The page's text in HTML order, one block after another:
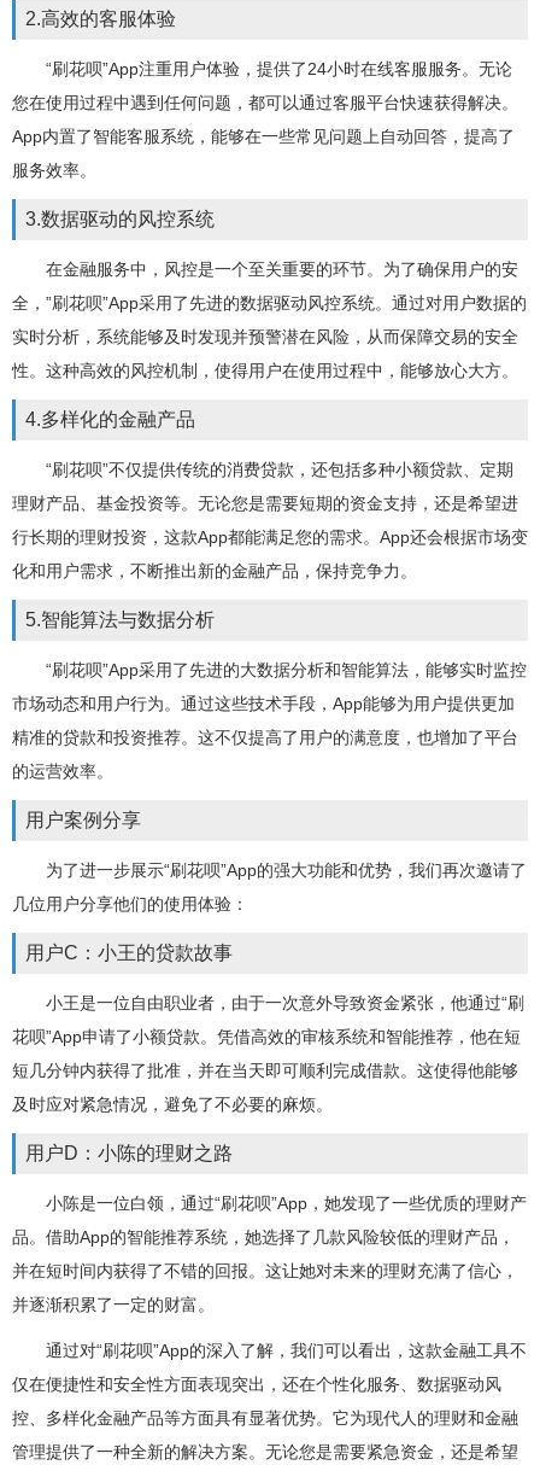
2.高效的客服体验
“刷花呗”App注重用户体验，提供了24小时在线客服服务。无论
您在使用过程中遇到任何问题，都可以通过客服平台快速获得解决。
App内置了智能客服系统，能够在一些常见问题上自动回答，提高了
服务效率。
3.数据驱动的风控系统
在金融服务中，风控是一个至关重要的环节。为了确保用户的安
全，”刷花呗”App采用了先进的数据驱动风控系统。通过对用户数据的
实时分析，系统能够及时发现并预警潜在风险，从而保障交易的安全
性。这种高效的风控机制，使得用户在使用过程中，能够放心大方。
4.多样化的金融产品
“刷花呗”不仅提供传统的消费贷款，还包括多种小额贷款、定期
理财产品、基金投资等。无论您是需要短期的资金支持，还是希望进
行长期的理财投资，这款App都能满足您的需求。App还会根据市场变
化和用户需求，不断推出新的金融产品，保持竞争力。
5.智能算法与数据分析
“刷花呗”App采用了先进的大数据分析和智能算法，能够实时监控
市场动态和用户行为。通过这些技术手段，App能够为用户提供更加
精准的贷款和投资推荐。这不仅提高了用户的满意度，也增加了平台
的运营效率。
用户案例分享
为了进一步展示“刷花呗”App的强大功能和优势，我们再次邀请了
几位用户分享他们的使用体验：
用户C：小王的贷款故事
小王是一位自由职业者，由于一次意外导致资金紧张，他通过“刷
花呗”App申请了小额贷款。凭借高效的审核系统和智能推荐，他在短
短几分钟内获得了批准，并在当天即可顺利完成借款。这使得他能够
及时应对紧急情况，避免了不必要的麻烦。
用户D：小陈的理财之路
小陈是一位白领，通过“刷花呗”App，她发现了一些优质的理财产
品。借助App的智能推荐系统，她选择了几款风险较低的理财产品，
并在短时间内获得了不错的回报。这让她对未来的理财充满了信心，
并逐渐积累了一定的财富。
通过对“刷花呗”App的深入了解，我们可以看出，这款金融工具不
仅在便捷性和安全性方面表现突出，还在个性化服务、数据驱动风
控、多样化金融产品等方面具有显著优势。它为现代人的理财和金融
管理提供了一种全新的解决方案。无论您是需要紧急资金，还是希望